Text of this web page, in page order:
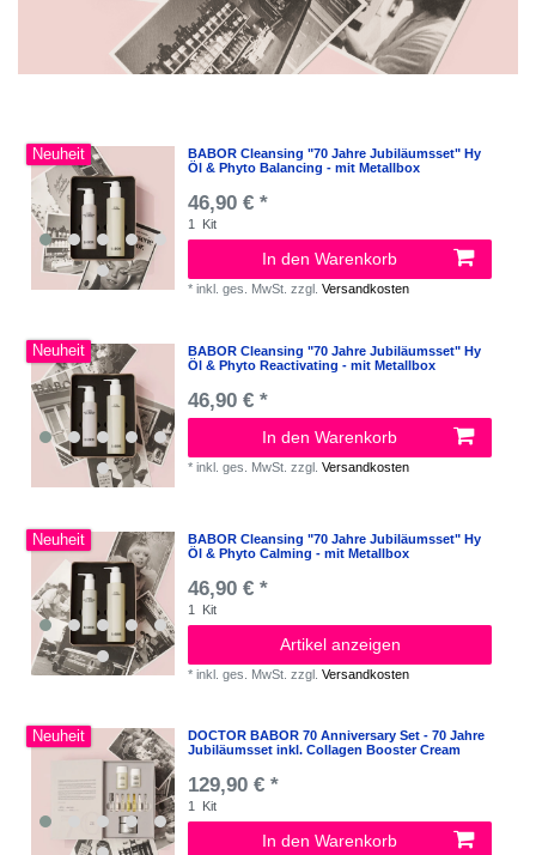
Neuheit
BABOR Cleansing "70 Jahre Jubiläumsset" Hy
Öl & Phyto Balancing - mit Metallbox
46,90 € *
1 Kit
In den Warenkorb
*inkl. ges. MwSt. zzgl.Versandkosten
Neuheit
BABOR Cleansing "70 Jahre Jubiläumsset" Hy
Öl & Phyto Reactivating - mit Metallbox
46,90 € *
In den Warenkorb
*inkl. ges. MwSt. zzgl.Versandkosten
Neuheit
BABOR Cleansing "70 Jahre Jubiläumsset" Hy
Öl & Phyto Calming - mit Metallbox
46,90 € *
1 Kit
Artikel anzeigen
*inkl. ges. MwSt. zzgl.Versandkosten
Neuheit
DOCTOR BABOR 70 Anniversary Set - 70 Jahre
Jubiläumsset inkl. Collagen Booster Cream
129,90 € *
1 Kit
In den Warenkorb